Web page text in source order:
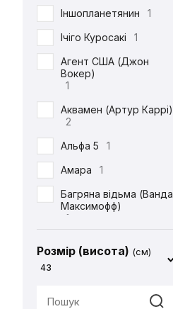
Defenders of the Earth
Diablo
1
ET
1
Final Fantasy
Friday the 13th
Garfield
1
Gears Of War
God of War
2
Harry Potter
4
Іншопланетянин
1
Ічіго Куросакі
1
Агент США (Джон
Вокер)
1
Аквамен (Артур Каррі)
2
Альфа 5
1
Амара
1
Багряна відьма (Ванда
Максимофф)
1
Ґордон)
Розмір (висота) (см)
43